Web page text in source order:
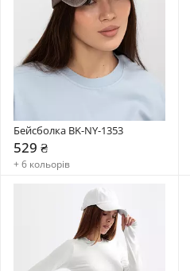
Бейсболка BK-NY-1353
529 ₴
+ 6 кольорів